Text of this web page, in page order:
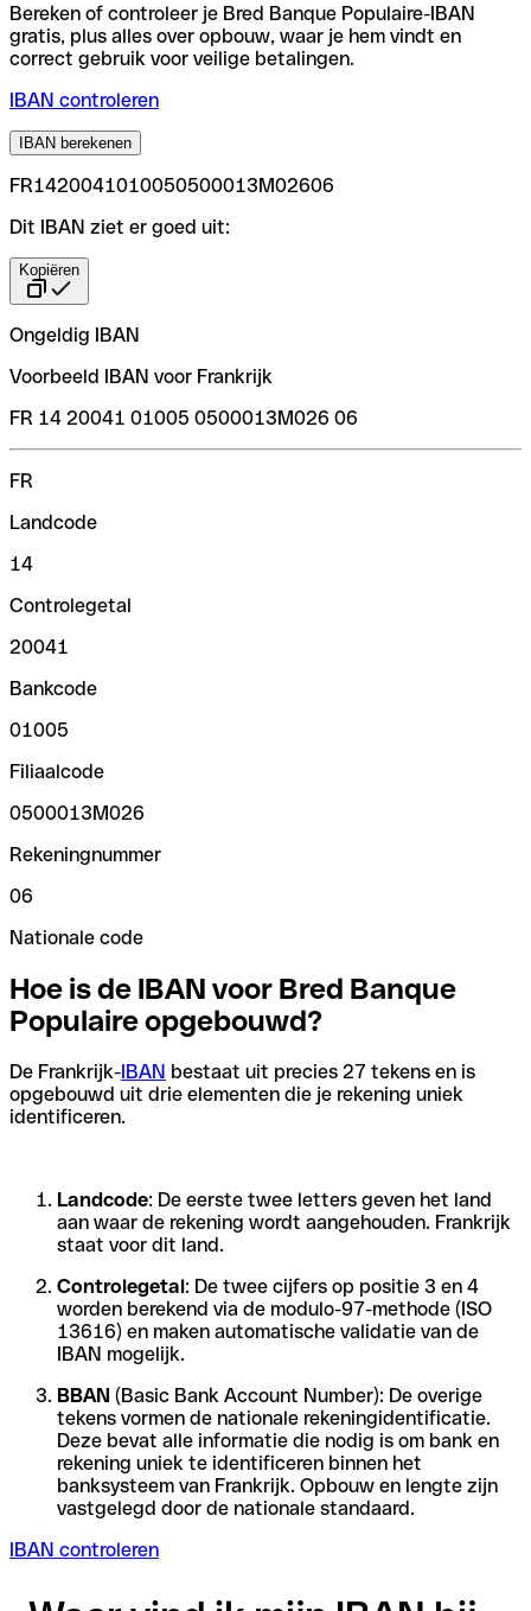
Bereken of controleer je Bred Banque Populaire-IBAN
gratis, plus alles over opbouw, waar je hem vindt en
correct gebruik voor veilige betalingen.
IBAN controleren
IBAN berekenen
FR1420041010050500013M02606
Dit IBAN ziet er goed uit:
Kopiëren
Ongeldig IBAN
Voorbeeld IBAN voor Frankrijk
FR 14 20041 01005 0500013M026 06
FR
Landcode
14
Controlegetal
20041
Bankcode
01005
Filiaalcode
0500013M026
Rekeningnummer
06
Nationale code
Hoe is de IBAN voor Bred Banque
Populaire opgebouwd?
De Frankrijk-IBAN bestaat uit precies 27 tekens en is
opgebouwd uit drie elementen die je rekening uniek
identificeren.
Landcode: De eerste twee letters geven het land
aan waar de rekening wordt aangehouden. Frankrijk
staat voor dit land.
Controlegetal: De twee cijfers op positie 3 en 4
worden berekend via de modulo-97-methode (ISO
13616) en maken automatische validatie van de
IBAN mogelijk.
BBAN (Basic Bank Account Number): De overige
tekens vormen de nationale rekeningidentificatie.
Deze bevat alle informatie die nodig is om bank en
rekening uniek te identificeren binnen het
banksysteem van Frankrijk. Opbouw en lengte zijn
vastgelegd door de nationale standaard.
IBAN controleren